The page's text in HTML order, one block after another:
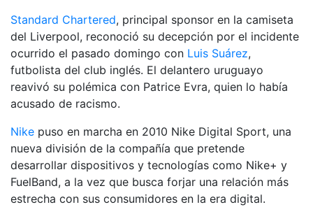
Standard Chartered, principal sponsor en la camiseta
del Liverpool, reconoció su decepción por el incidente
ocurrido el pasado domingo con Luis Suárez,
futbolista del club inglés. El delantero uruguayo
reavivó su polémica con Patrice Evra, quien lo había
acusado de racismo.
Nike puso en marcha en 2010 Nike Digital Sport, una
nueva división de la compañía que pretende
desarrollar dispositivos y tecnologías como Nike+ y
FuelBand, a la vez que busca forjar una relación más
estrecha con sus consumidores en la era digital.